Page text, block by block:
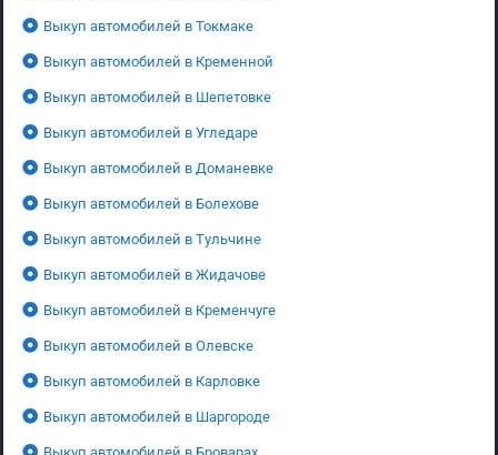
Выкуп автомобилей в Токмаке
Выкуп автомобилей в Кременной
Выкуп автомобилей в Шепетовке
Выкуп автомобилей в Угледаре
Выкуп автомобилей в Доманевке
Выкуп автомобилей в Болехове
Выкуп автомобилей в Тульчине
Выкуп автомобилей в Жидачове
Выкуп автомобилей в Кременчуге
Выкуп автомобилей в Олевске
Выкуп автомобилей в Карловке
Выкуп автомобилей в Шаргороде
Выкуп автомобилей в Броварах